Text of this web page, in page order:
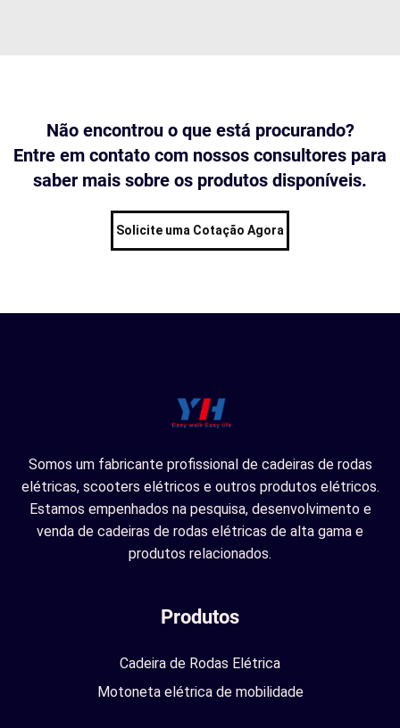
Não encontrou o que está procurando?
Entre em contato com nossos consultores para
saber mais sobre os produtos disponíveis.
Solicite uma Cotação Agora
Somos um fabricante profissional de cadeiras de rodas
elétricas, scooters elétricos e outros produtos elétricos.
Estamos empenhados na pesquisa, desenvolvimento e
venda de cadeiras de rodas elétricas de alta gama e
produtos relacionados.
Produtos
Cadeira de Rodas Elétrica
Motoneta elétrica de mobilidade